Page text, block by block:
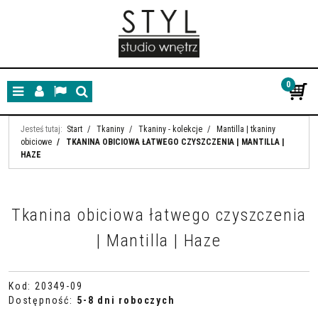
MenuPanelLangSzukaj
0
Jesteś tutaj: Start / Tkaniny / Tkaniny - kolekcje /
Mantilla | tkaniny
obiciowe /
TKANINA OBICIOWA ŁATWEGO CZYSZCZENIA | MANTILLA |
HAZE
Tkanina obiciowa łatwego czyszczenia
| Mantilla | Haze
Kod : 20349-09
Dostępność: 5-8 dni roboczych